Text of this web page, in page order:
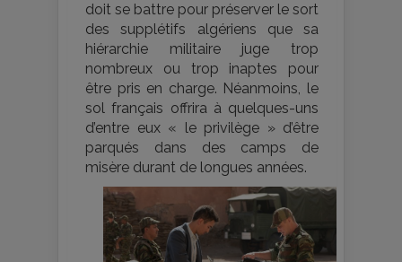
doit se battre pour préserver le sort
des supplétifs algériens que sa
hiérarchie militaire juge trop
nombreux ou trop inaptes pour
être pris en charge. Néanmoins, le
sol français offrira à quelques-uns
d’entre eux « le privilège » d’être
parqués dans des camps de
misère durant de longues années.